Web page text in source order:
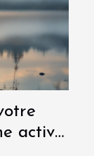
active